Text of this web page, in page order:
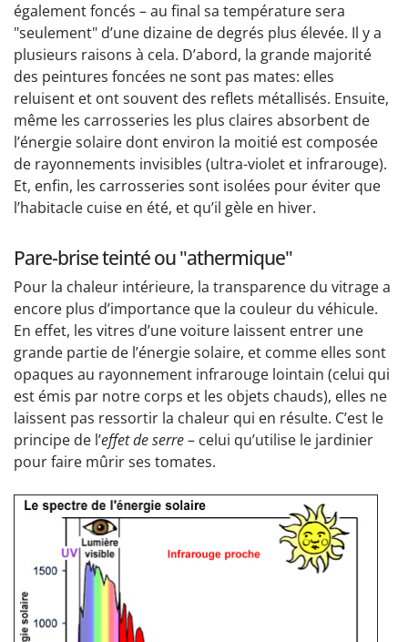
également foncés – au final sa température sera
"seulement" d’une dizaine de degrés plus élevée. Il y a
plusieurs raisons à cela. D’abord, la grande majorité
des peintures foncées ne sont pas mates: elles
reluisent et ont souvent des reflets métallisés. Ensuite,
même les carrosseries les plus claires absorbent de
l’énergie solaire dont environ la moitié est composée
de rayonnements invisibles (ultra-violet et infrarouge).
Et, enfin, les carrosseries sont isolées pour éviter que
l’habitacle cuise en été, et qu’il gèle en hiver.
Pare-brise teinté ou "athermique"
Pour la chaleur intérieure, la transparence du vitrage a
encore plus d’importance que la couleur du véhicule.
En effet, les vitres d’une voiture laissent entrer une
grande partie de l’énergie solaire, et comme elles sont
opaques au rayonnement infrarouge lointain (celui qui
est émis par notre corps et les objets chauds), elles ne
laissent pas ressortir la chaleur qui en résulte. C’est le
principe de l’effet de serre– celui qu’utilise le jardinier
pour faire mûrir ses tomates.